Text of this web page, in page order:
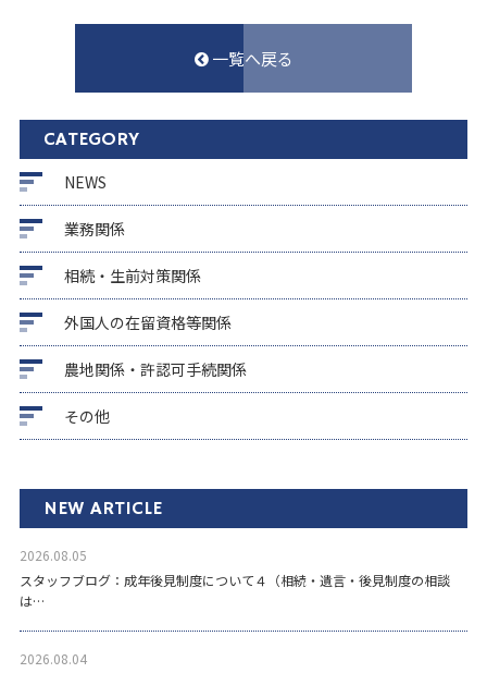
一覧へ戻る
CATEGORY
NEWS
業務関係
相続・生前対策関係
外国人の在留資格等関係
農地関係・許認可手続関係
その他
NEW ARTICLE
2026.08.05
スタッフブログ：成年後見制度について４（相続・遺言・後見制度の相談
は…
2026.08.04